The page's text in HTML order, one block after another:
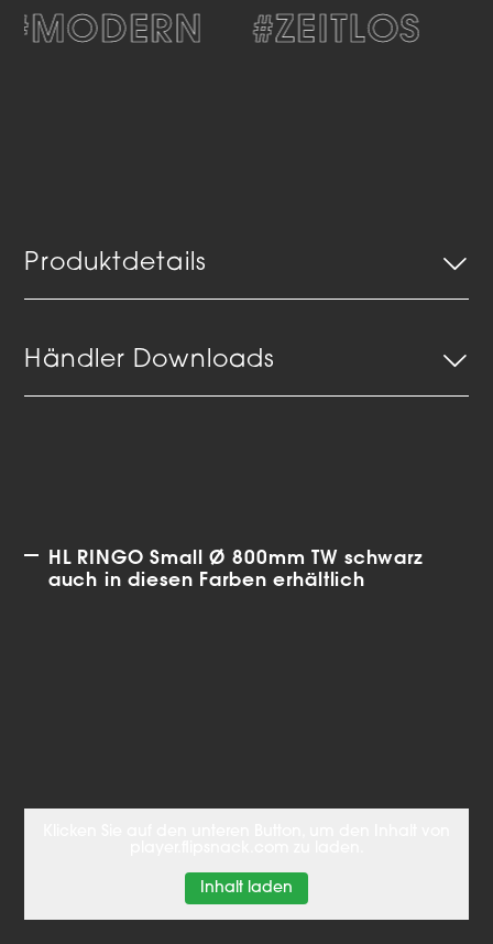
#ZEITLOS
Produktdetails
Händler Downloads
HL RINGO Small Ø 800mm TW schwarz
auch in diesen Farben erhältlich
Inhalt laden